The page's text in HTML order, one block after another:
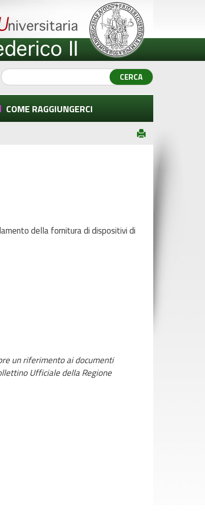
COME RAGGIUNGERCI
della fornitura di dispositivi di
un riferimento ai documenti
Ufficiale della Regione